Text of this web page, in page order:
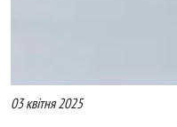
03 квітня 2025